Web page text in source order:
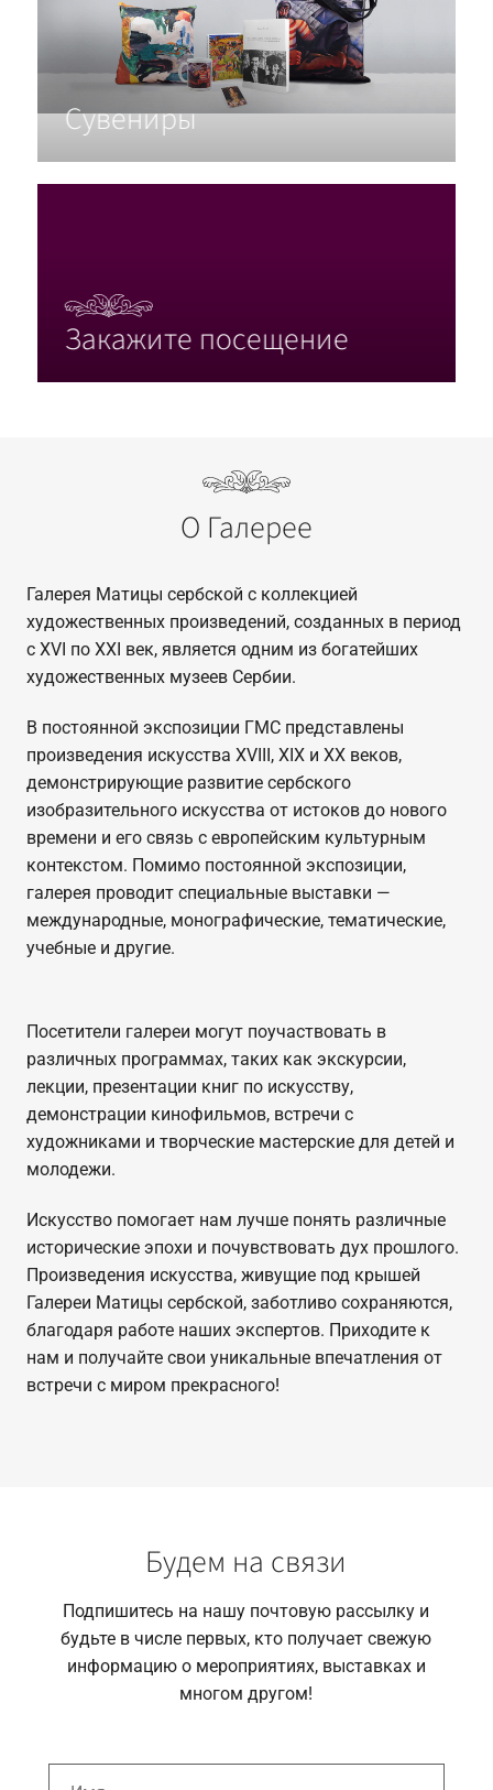
Сувениры
Закажите посещение
О Галерее
Галерея Матицы сербской с коллекцией
художественных произведений, созданных в период
c XVI по XXI век, является одним из богатейших
художественных музеев Сербии.
В постоянной экспозиции ГМС представлены
произведения искусства XVIII, XIX и XX веков,
демонстрирующие развитие сербского
изобразительного искусства от истоков до нового
времени и его связь с европейским культурным
контекстом. Помимо постоянной экспозиции,
галерея проводит специальные выставки —
международные, монографические, тематические,
учебные и другие.
Посетители галереи могут поучаствовать в
различных программах, таких как экскурсии,
лекции, презентации книг по искусству,
демонстрации кинофильмов, встречи с
художниками и творческие мастерские для детей и
молодежи.
Искусство помогает нам лучше понять различные
исторические эпохи и почувствовать дух прошлого.
Произведения искусства, живущие под крышей
Галереи Матицы сербской, заботливо сохраняются,
благодаря работе наших экспертов. Приходите к
нам и получайте свои уникальные впечатления от
встречи с миром прекрасного!
Будем на связи
Подпишитесь на нашу почтовую рассылку и
будьте в числе первых, кто получает свежую
информацию о мероприятиях, выставках и
многом другом!